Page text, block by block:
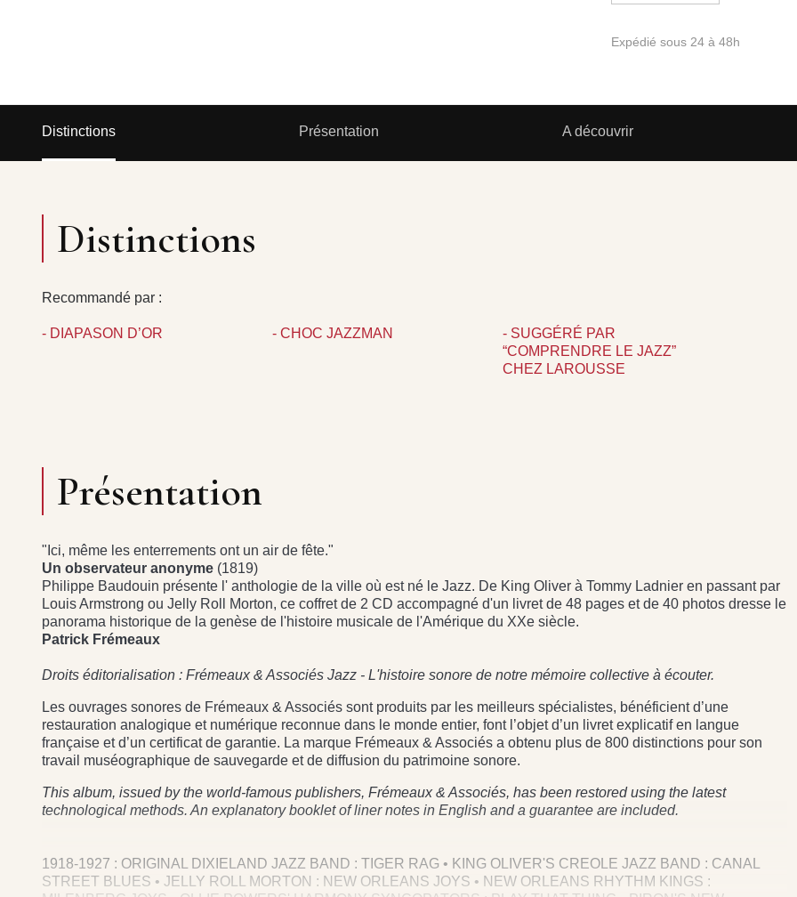
Expédié sous 24 à 48h
Distinctions Présentation A découvrir
Distinctions
Recommandé par :
- DIAPASON D’OR - CHOC JAZZMAN
- SUGGÉRÉ PAR
“COMPRENDRE LE JAZZ”
CHEZ LAROUSSE
Présentation
"Ici, même les enterrements ont un air de fête."
Un observateur anonyme (1819)
Philippe Baudouin présente l' anthologie de la ville où est né le Jazz. De King Oliver à Tommy Ladnier en passant par
Louis Armstrong ou Jelly Roll Morton, ce coffret de 2 CD accompagné d'un livret de 48 pages et de 40 photos dresse le
panorama historique de la genèse de l'histoire musicale de l'Amérique du XXe siècle.
Patrick Frémeaux
Droits éditorialisation : Frémeaux & Associés Jazz - L'histoire sonore de notre mémoire collective à écouter.
Les ouvrages sonores de Frémeaux & Associés sont produits par les meilleurs spécialistes, bénéficient d’une
restauration analogique et numérique reconnue dans le monde entier, font l’objet d’un livret explicatif en langue
française et d’un certificat de garantie. La marque Frémeaux & Associés a obtenu plus de 800 distinctions pour son
travail muséographique de sauvegarde et de diffusion du patrimoine sonore.
This album, issued by the world-famous publishers, Frémeaux & Associés, has been restored using the latest
technological methods. An explanatory booklet of liner notes in English and a guarantee are included.
1918-1927 : ORIGINAL DIXIELAND JAZZ BAND : TIGER RAG • KING OLIVER'S CREOLE JAZZ BAND : CANAL
STREET BLUES • JELLY ROLL MORTON : NEW ORLEANS JOYS • NEW ORLEANS RHYTHM KINGS :